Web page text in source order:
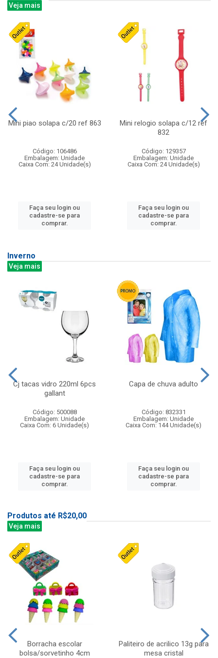
Veja mais
Mini piao solapa c/20 ref 863
Código: 106486
Embalagem: Unidade
Caixa Com: 24 Unidade(s)
Faça seu login ou
cadastre-se para
comprar.
Mini relogio solapa c/12 ref
832
Código: 129357
Embalagem: Unidade
Caixa Com: 24 Unidade(s)
Faça seu login ou
cadastre-se para
comprar.
Inverno
Veja mais
Cj tacas vidro 220ml 6pcs
gallant
Código: 500088
Embalagem: Unidade
Caixa Com: 6 Unidade(s)
Faça seu login ou
cadastre-se para
comprar.
Capa de chuva adulto
Código: 832331
Embalagem: Unidade
Caixa Com: 144 Unidade(s)
Faça seu login ou
cadastre-se para
comprar.
Produtos até R$20,00
Veja mais
Borracha escolar
bolsa/sorvetinho 4cm
Paliteiro de acrilico 13g para
mesa cristal